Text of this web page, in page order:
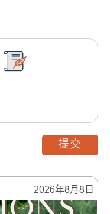
2026年8月8日
提交